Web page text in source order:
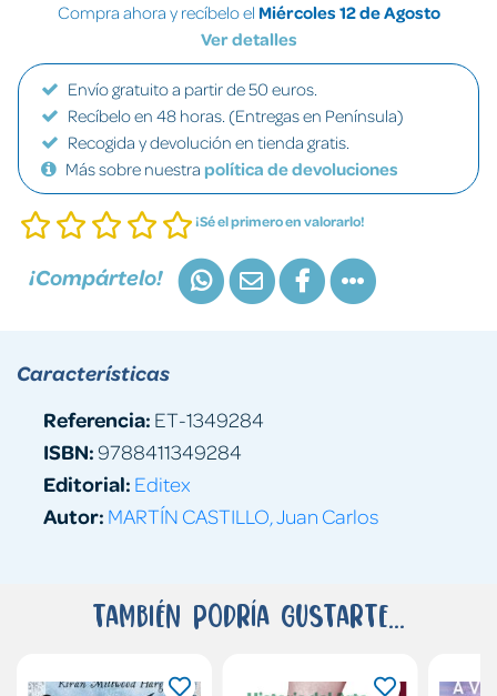
Compra ahora y recíbelo el Miércoles 12 de Agosto
Ver detalles
Envío gratuito a partir de 50 euros.
Recíbelo en 48 horas. (Entregas en Península)
Recogida y devolución en tienda gratis.
Más sobre nuestra política de devoluciones
¡Sé el primero en valorarlo!
¡Compártelo!
Características
Referencia: ET-1349284
ISBN:9788411349284
Editorial: Editex
Autor: MARTÍN CASTILLO, Juan Carlos
También podría gustarte...